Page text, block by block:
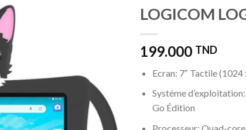
LOGICOM
199.000 TND
Ecran: 7″ Tactile (1024
Systéme
Go Édition